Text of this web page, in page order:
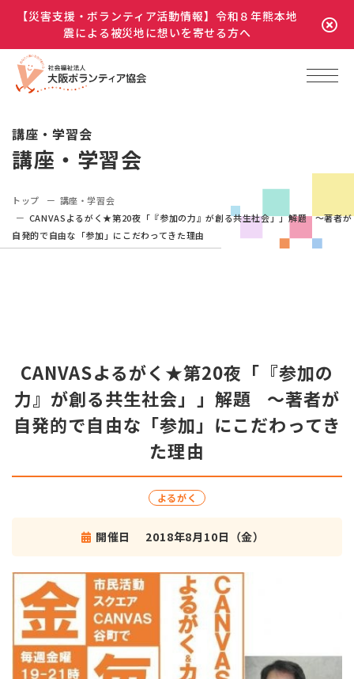
【災害支援・ボランティア活動情報】令和８年熊本地
震による被災地に想いを寄せる方へ
講座・学習会
講座・学習会
トップ
講座・学習会
CANVASよるがく★第20夜「『参加の力』が創る共生社会」」解題 ～著者が
自発的で自由な「参加」にこだわってきた理由
CANVASよるがく★第20夜「『参加の
力』が創る共生社会」」解題 ～著者が
自発的で自由な「参加」にこだわってき
た理由
よるがく
開催日 2018年8月10日（金）